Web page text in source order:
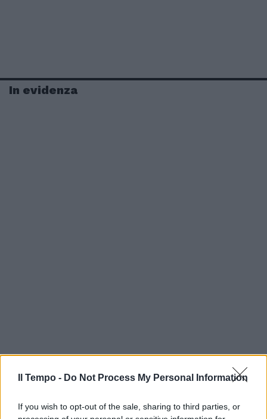
Il Tempo - Do Not Process My Personal Information
If you wish to opt-out of the sale, sharing to third parties, or
In evidenza